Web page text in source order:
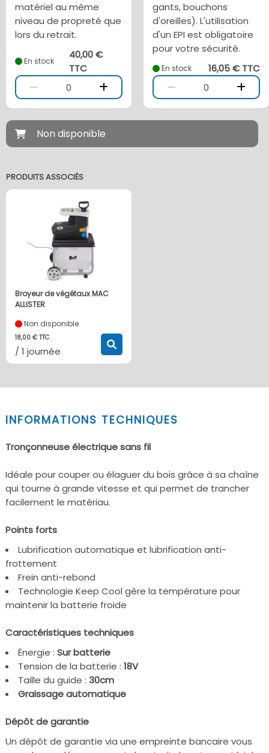
matériel au même
niveau de propreté que
lors du retrait.
En stock
40,00 €
TTC
0
gants, bouchons
d'oreilles). L'utilisation
d'un EPI est obligatoire
pour votre sécurité.
En stock
16,05 € TTC
0
Non disponible
PRODUITS ASSOCIÉS
Broyeur de végétaux MAC
ALLISTER
Non disponible
18,00 € TTC
/ 1 journée
INFORMATIONS TECHNIQUES
Tronçonneuse électrique sans fil
Idéale pour couper ou élaguer du bois grâce à sa chaîne
qui tourne à grande vitesse et qui permet de trancher
facilement le matériau.
Points forts
Lubrification automatique et lubrification anti-
frottement
Frein anti-rebond
Technologie Keep Cool gère la température pour
maintenir la batterie froide
Caractéristiques techniques
Énergie : Sur batterie
Tension de la batterie : 18V
Taille du guide : 30cm
Graissage automatique
Dépôt de garantie
Un dépôt de garantie via une empreinte bancaire vous